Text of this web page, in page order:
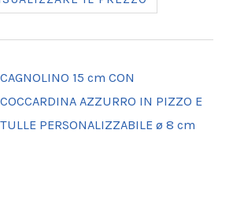
CAGNOLINO 15 cm CON
COCCARDINA AZZURRO IN PIZZO E
TULLE PERSONALIZZABILE ø 8 cm